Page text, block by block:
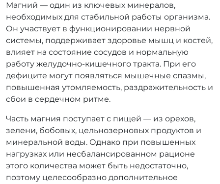
Магний — один из ключевых минералов,
необходимых для стабильной работы организма.
Он участвует в функционировании нервной
системы, поддерживает здоровье мышц и костей,
влияет на состояние сосудов и нормальную
работу желудочно-кишечного тракта. При его
дефиците могут появляться мышечные спазмы,
повышенная утомляемость, раздражительность и
сбои в сердечном ритме.
Часть магния поступает с пищей — из орехов,
зелени, бобовых, цельнозерновых продуктов и
минеральной воды. Однако при повышенных
нагрузках или несбалансированном рационе
этого количества может быть недостаточно,
поэтому целесообразно дополнительное